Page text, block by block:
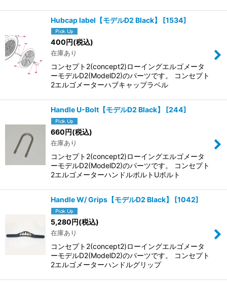
Hubcap label【モデルD2 Black】 [1534]
400円(税込)
在庫あり
コンセプト2(concept2)ローイングエルゴメータ
ーモデルD2(ModelD2)のパーツです。 コンセプト
2エルゴメーターハブキャップラベル
Handle U-Bolt【モデルD2 Black】 [244]
660円(税込)
在庫あり
コンセプト2(concept2)ローイングエルゴメータ
ーモデルD2(ModelD2)のパーツです。 コンセプト
2エルゴメーターハンドルボルトUボルト
Handle W/ Grips【モデルD2 Black】 [1042]
5,280円(税込)
在庫あり
コンセプト2(concept2)ローイングエルゴメータ
ーモデルD2(ModelD2)のパーツです。 コンセプト
2エルゴメーターハンドルグリップ